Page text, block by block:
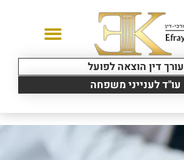
עורך דין הוצאה לפועל
עו"ד לענייני משפחה